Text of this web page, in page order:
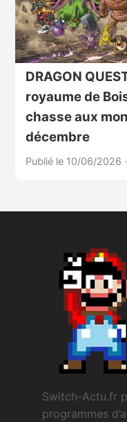
DRAGON
royaume de
chasse aux
décembre
Publié le 10/06/2026 ·
Switch-Actu.fr
programmes